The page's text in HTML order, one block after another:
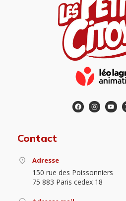
Contact
Adresse
150 rue des Poissonniers
75 883 Paris cedex 18